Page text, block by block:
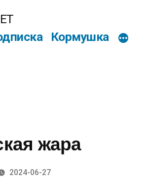
Кормушка
жара
2024-06-27